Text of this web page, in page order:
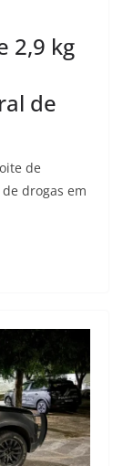
2,9 kg
de
de
drogas em